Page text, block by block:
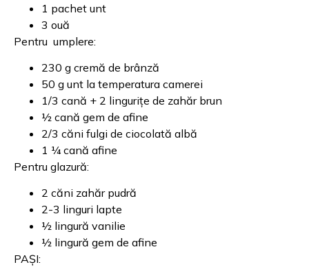
1 pachet unt
3 ouă
Pentru umplere:
230 g cremă de brânză
50 g unt la temperatura camerei
1/3 cană + 2 lingurițe de zahăr brun
½ cană gem de afine
2/3 căni fulgi de ciocolată albă
1 ¼ cană afine
Pentru glazură:
2 căni zahăr pudră
2-3 linguri lapte
½ lingură vanilie
½ lingură gem de afine
PAȘI: